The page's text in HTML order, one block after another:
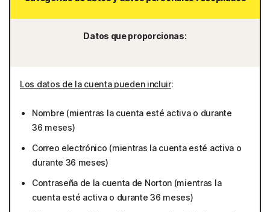
Datos que proporcionas:
Los datos de la cuenta pueden incluir:
Nombre (mientras la cuenta esté activa o durante
36 meses)
Correo electrónico (mientras la cuenta esté activa o
durante 36 meses)
Contraseña de la cuenta de Norton (mientras la
cuenta esté activa o durante 36 meses)